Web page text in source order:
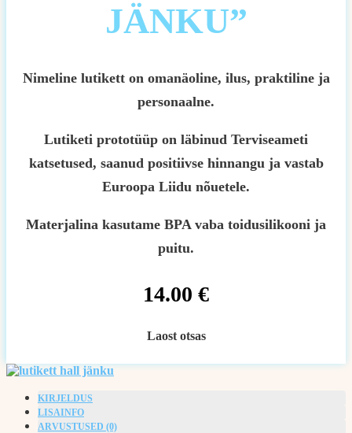
JÄNKU”
Nimeline lutikett on omanäoline, ilus, praktiline ja
personaalne.
Lutiketi prototüüp on läbinud Terviseameti
katsetused, saanud positiivse hinnangu ja vastab
Euroopa Liidu nõuetele.
Materjalina kasutame BPA vaba toidusilikooni ja
puitu.
14.00 €
Laost otsas
KIRJELDUS
LISAINFO
ARVUSTUSED (0)